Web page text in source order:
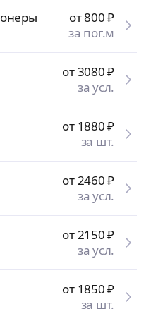
от 800₽
за пог.м
от 3080₽
за усл.
от 1880₽
за шт.
от 2460₽
за усл.
от 2150₽
за усл.
от 1850₽
за шт.